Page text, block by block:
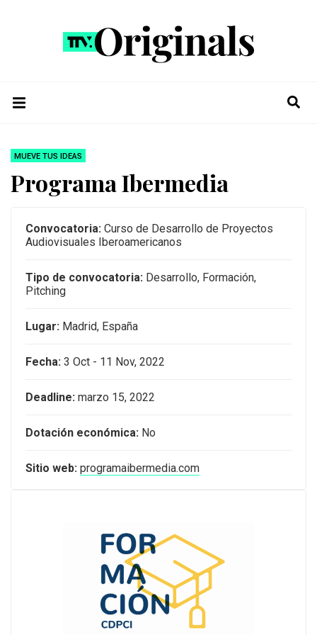
MUEVE TUS IDEAS
Programa Ibermedia
Convocatoria: Curso de Desarrollo de Proyectos
Audiovisuales Iberoamericanos
Tipo de convocatoria: Desarrollo, Formación,
Pitching
Lugar: Madrid, España
Fecha: 3 Oct - 11 Nov, 2022
Deadline: marzo 15, 2022
Dotación económica: No
Sitio web: programaibermedia.com